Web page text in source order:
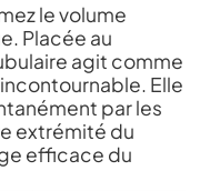
le volume
Placée au
agit comme
Elle
par les
extrémité du
efficace du